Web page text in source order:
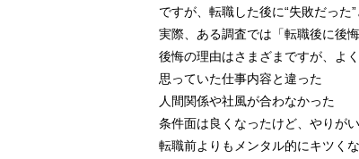
ですが、 転職した後に“失敗だった
実際、ある調査では「転職後に後
後悔の理由はさまざまですが、よ
思っていた仕事内容と違った
人間関係や社風が合わなかった
条件面は良くなったけど、やりが
転職前よりもメンタル的にキツく